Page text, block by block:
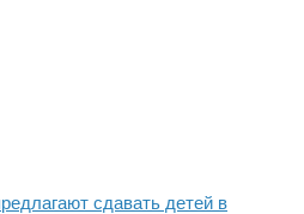
сдавать детей в